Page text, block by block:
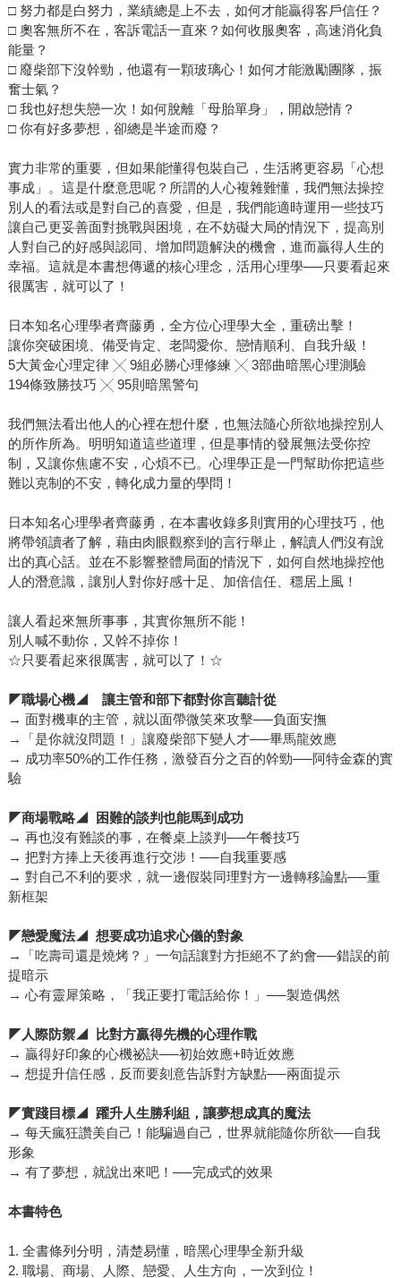
□ 努力都是白努力，業績總是上不去，如何才能贏得客戶信任？
□ 奧客無所不在，客訴電話一直來？如何收服奧客，高速消化負
能量？
□ 廢柴部下沒幹勁，他還有一顆玻璃心！如何才能激勵團隊，振
奮士氣？
□ 我也好想失戀一次！如何脫離「母胎單身」，開啟戀情？
□ 你有好多夢想，卻總是半途而廢？
實力非常的重要，但如果能懂得包裝自己，生活將更容易「心想
事成」。這是什麼意思呢？所謂的人心複雜難懂，我們無法操控
別人的看法或是對自己的喜愛，但是，我們能適時運用一些技巧
讓自己更妥善面對挑戰與困境，在不妨礙大局的情況下，提高別
人對自己的好感與認同、增加問題解決的機會，進而贏得人生的
幸福。這就是本書想傳遞的核心理念，活用心理學──只要看起來
很厲害，就可以了！
日本知名心理學者齊藤勇，全方位心理學大全，重磅出擊！
讓你突破困境、備受肯定、老闆愛你、戀情順利、自我升級！
5大黃金心理定律 ╳ 9組必勝心理修練 ╳ 3部曲暗黑心理測驗
194條致勝技巧 ╳ 95則暗黑警句
我們無法看出他人的心裡在想什麼，也無法隨心所欲地操控別人
的所作所為。明明知道這些道理，但是事情的發展無法受你控
制，又讓你焦慮不安，心煩不已。心理學正是一門幫助你把這些
難以克制的不安，轉化成力量的學問！
日本知名心理學者齊藤勇，在本書收錄多則實用的心理技巧，他
將帶領讀者了解，藉由肉眼觀察到的言行舉止，解讀人們沒有說
出的真心話。並在不影響整體局面的情況下，如何自然地操控他
人的潛意識，讓別人對你好感十足、加倍信任、穩居上風！
讓人看起來無所事事，其實你無所不能！
別人喊不動你，又幹不掉你！
☆只要看起來很厲害，就可以了！☆
◤職場心機◢ 讓主管和部下都對你言聽計從
→ 面對機車的主管，就以面帶微笑來攻擊──負面安撫
→「是你就沒問題！」讓廢柴部下變人才──畢馬龍效應
→ 成功率50%的工作任務，激發百分之百的幹勁──阿特金森的實
驗
◤商場戰略◢ 困難的談判也能馬到成功
→ 再也沒有難談的事，在餐桌上談判──午餐技巧
→ 把對方捧上天後再進行交涉！──自我重要感
→ 對自己不利的要求，就一邊假裝同理對方一邊轉移論點──重
新框架
◤戀愛魔法◢ 想要成功追求心儀的對象
→「吃壽司還是燒烤？」一句話讓對方拒絕不了約會──錯誤的前
提暗示
→ 心有靈犀策略，「我正要打電話給你！」──製造偶然
◤人際防禦◢ 比對方贏得先機的心理作戰
→ 贏得好印象的心機祕訣──初始效應+時近效應
→ 想提升信任感，反而要刻意告訴對方缺點──兩面提示
◤實踐目標◢ 躍升人生勝利組，讓夢想成真的魔法
→ 每天瘋狂讚美自己！能騙過自己，世界就能隨你所欲──自我
形象
→ 有了夢想，就說出來吧！──完成式的效果
本書特色
1. 全書條列分明，清楚易懂，暗黑心理學全新升級
2. 職場、商場、人際、戀愛、人生方向，一次到位！